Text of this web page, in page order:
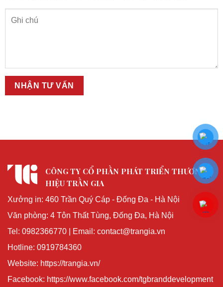
CÔNG TY CỔ PHẦN PHÁT TRIỂN THƯƠNG
HIỆU TRẦN GIA
Xưởng in: 460 Trần Quý Cáp - Đống Đa - Hà Nội
Văn phòng: 4 Tôn Thất Tùng, Đống Đa, Hà Nội
Tel: 0982366770 | Email: contact@trangia.vn
Hotline: 0919784360
Website: https://trangia.vn/
Facebook: https://www.facebook.com/tgbranddevelopment